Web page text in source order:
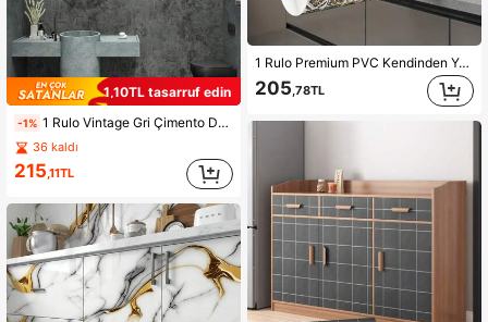
1,10TL tasarruf edin
-1% 1 Rulo Vintage Gri Çimento Desenli Temas Kağıdı, Çıkarılabilir Ev Dekoru Kendinden Yapışkanlı Duvar Kağıdı Ev, Mutfak, Yatak Odası, Oturma Odası Dekorasyonu, Modern Minimalist Tarz Duvar Çıkartmaları
36 kaldı
215,11TL
1 Rulo Premium PVC Kendinden Yapışkanlı Duvar Kağıdı - Yağ ve Suya Dayanıklı, Isıya Dayanıklı Mutfak Dolabı Çıkartması Ovmaya Dayanıklı Ev Dekorasyonu - Banyoları, Zeminleri Dönüştürün, Kolay Kurulum Oda Dekorasyonu Duvar Dekorasyonu Banyo Dekorasyonu Yatak Odası Dekorasyonu Oda Dekorasyon Eşyaları Oturma Odası Dekorasyonu Ev Dekorasyonu Ev Dekorasyonu Oturma Odası Duvar Kağıdı Duvar Sanatı Duvar Kağıtları Duvar Çıkartmaları Duvar Çıkartması Mutfak Dekorasyonu
205 ,78TL